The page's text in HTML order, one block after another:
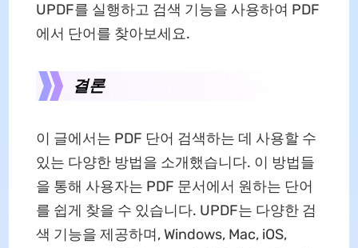
UPDF를 실행하고 검색 기능을 사용하여 PDF
에서 단어를 찾아보세요.
결론
이 글에서는 PDF 단어 검색하는 데 사용할 수
있는 다양한 방법을 소개했습니다. 이 방법들
을 통해 사용자는 PDF 문서에서 원하는 단어
를 쉽게 찾을 수 있습니다. UPDF는 다양한 검
색 기능을 제공하며, Windows, Mac, iOS,